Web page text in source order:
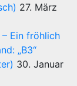
27. März
– Ein fröhlich
„B3“
30. Januar